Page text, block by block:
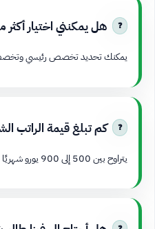
هل يمكنني اختيار
يمكنك تحديد تخصص رئيسي
كم تبلغ قيمة الراتب
يتراوح بين 500 إلى 900 يورو شهريًا حسب مستوى الدراسة والتخصص.